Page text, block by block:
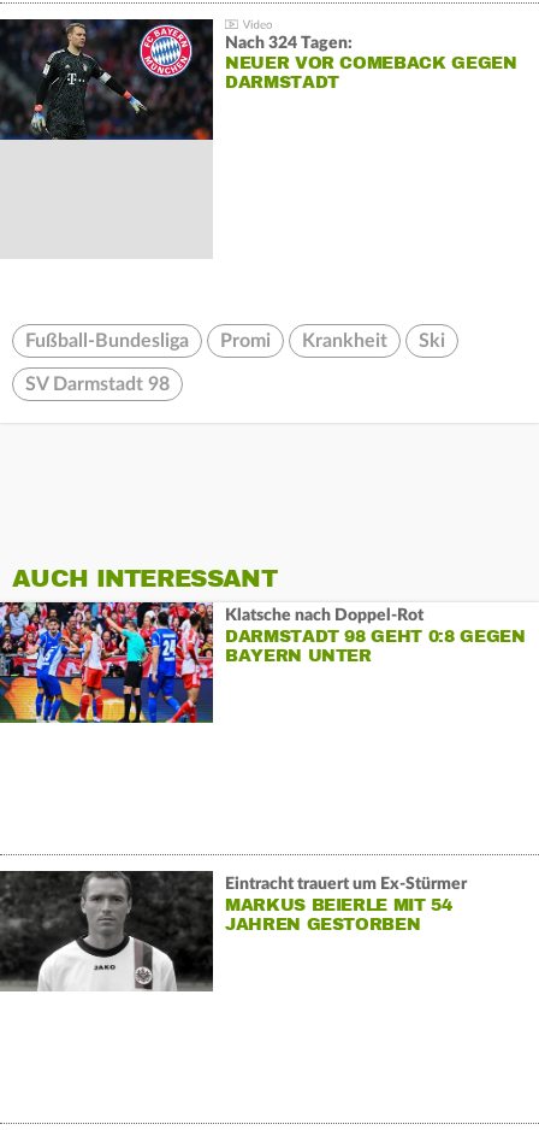
Nach 324 Tagen:
NEUER VOR COMEBACK GEGEN
DARMSTADT
Fußball-Bundesliga Promi Krankheit Ski
SV Darmstadt 98
AUCH INTERESSANT
Klatsche nach Doppel-Rot
DARMSTADT 98 GEHT 0:8 GEGEN
BAYERN UNTER
Eintracht trauert um Ex-Stürmer
MARKUS BEIERLE MIT 54
JAHREN GESTORBEN